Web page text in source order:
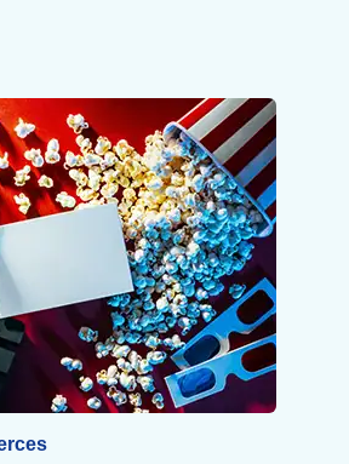
la
au trésor gratuite à pied ou à
patrimoine et les richesses
autrement.